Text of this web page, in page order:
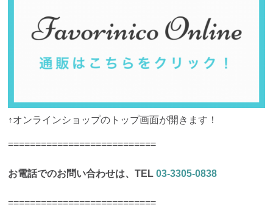
↑オンラインショップのトップ画面が開きます！
===========================
お電話でのお問い合わせは、TEL03-3305-0838
===========================